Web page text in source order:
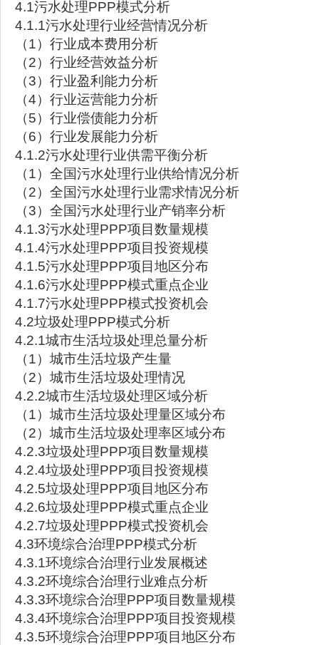
4.1污水处理PPP模式分析
4.1.1污水处理行业经营情况分析
（1）行业成本费用分析
（2）行业经营效益分析
（3）行业盈利能力分析
（4）行业运营能力分析
（5）行业偿债能力分析
（6）行业发展能力分析
4.1.2污水处理行业供需平衡分析
（1）全国污水处理行业供给情况分析
（2）全国污水处理行业需求情况分析
（3）全国污水处理行业产销率分析
4.1.3污水处理PPP项目数量规模
4.1.4污水处理PPP项目投资规模
4.1.5污水处理PPP项目地区分布
4.1.6污水处理PPP模式重点企业
4.1.7污水处理PPP模式投资机会
4.2垃圾处理PPP模式分析
4.2.1城市生活垃圾处理总量分析
（1）城市生活垃圾产生量
（2）城市生活垃圾处理情况
4.2.2城市生活垃圾处理区域分析
（1）城市生活垃圾处理量区域分布
（2）城市生活垃圾处理率区域分布
4.2.3垃圾处理PPP项目数量规模
4.2.4垃圾处理PPP项目投资规模
4.2.5垃圾处理PPP项目地区分布
4.2.6垃圾处理PPP模式重点企业
4.2.7垃圾处理PPP模式投资机会
4.3环境综合治理PPP模式分析
4.3.1环境综合治理行业发展概述
4.3.2环境综合治理行业难点分析
4.3.3环境综合治理PPP项目数量规模
4.3.4环境综合治理PPP项目投资规模
4.3.5环境综合治理PPP项目地区分布